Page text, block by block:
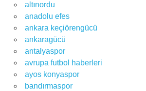
altınordu
anadolu efes
ankara keçiörengücü
ankaragücü
antalyaspor
avrupa futbol haberleri
ayos konyaspor
bandırmaspor